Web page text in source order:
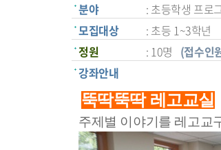
분야
: 초등학생 프로
모집대상
: 초등 1~3학년
정원
: 10명 (접수인
강좌안내
뚝딱뚝딱 레고교실
주제별 이야기를 레고교